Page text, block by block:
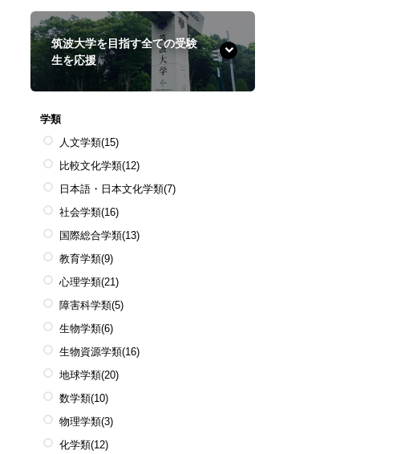
筑波大学を目指す全ての受験
生を応援
学類
人文学類(15)
比較文化学類(12)
日本語・日本文化学類(7)
社会学類(16)
国際総合学類(13)
教育学類(9)
心理学類(21)
障害科学類(5)
生物学類(6)
生物資源学類(16)
地球学類(20)
数学類(10)
物理学類(3)
化学類(12)